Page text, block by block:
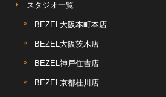
スタジオ一覧
BEZEL大阪本町本店
BEZEL大阪茨木店
BEZEL神戸住吉店
BEZEL京都桂川店